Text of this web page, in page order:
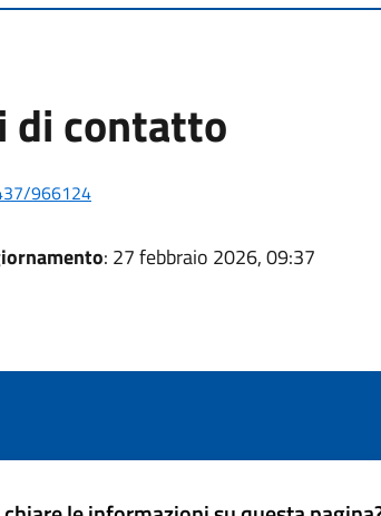
di contatto
966124
: 27 febbraio 2026, 09:37